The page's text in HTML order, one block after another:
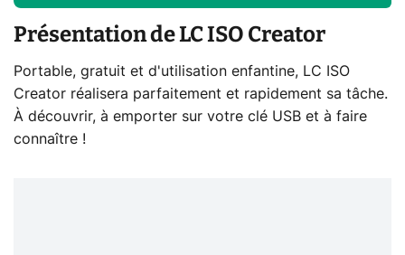
Présentation de LC ISO Creator
Portable, gratuit et d'utilisation enfantine, LC ISO
Creator réalisera parfaitement et rapidement sa tâche.
À découvrir, à emporter sur votre clé USB et à faire
connaître !